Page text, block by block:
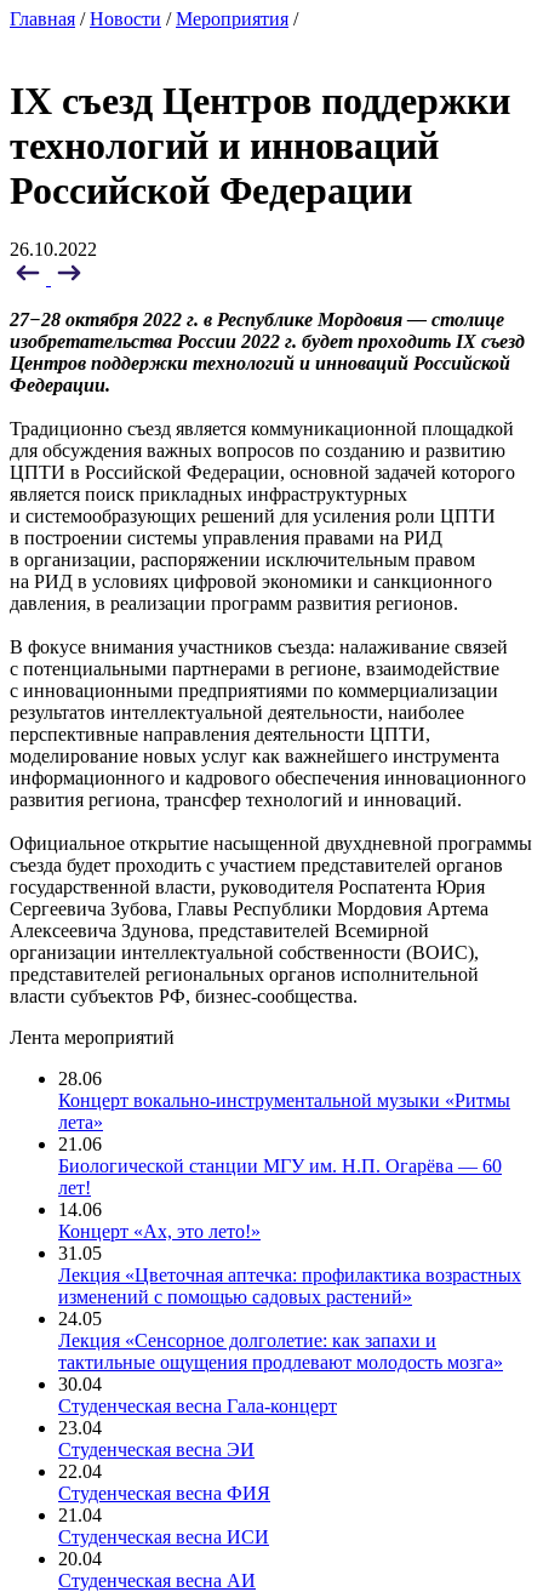
Главная /Новости /Мероприятия /
IX съезд Центров поддержки
технологий и инноваций
Российской Федерации
26.10.2022
27−28 октября 2022 г. в Республике Мордовия — столице
изобретательства России 2022 г. будет проходить IX съезд
Центров поддержки технологий и инноваций Российской
Федерации.
Традиционно съезд является коммуникационной площадкой
для обсуждения важных вопросов по созданию и развитию
ЦПТИ в Российской Федерации, основной задачей которого
является поиск прикладных инфраструктурных
и системообразующих решений для усиления роли ЦПТИ
в построении системы управления правами на РИД
в организации, распоряжении исключительным правом
на РИД в условиях цифровой экономики и санкционного
давления, в реализации программ развития регионов.
В фокусе внимания участников съезда: налаживание связей
с потенциальными партнерами в регионе, взаимодействие
с инновационными предприятиями по коммерциализации
результатов интеллектуальной деятельности, наиболее
перспективные направления деятельности ЦПТИ,
моделирование новых услуг как важнейшего инструмента
информационного и кадрового обеспечения инновационного
развития региона, трансфер технологий и инноваций.
Официальное открытие насыщенной двухдневной программы
съезда будет проходить с участием представителей органов
государственной власти, руководителя Роспатента Юрия
Сергеевича Зубова, Главы Республики Мордовия Артема
Алексеевича Здунова, представителей Всемирной
организации интеллектуальной собственности (ВОИС),
представителей региональных органов исполнительной
власти субъектов РФ, бизнес-сообщества.
Лента мероприятий
28.06
Концерт вокально-инструментальной музыки «Ритмы
лета»
21.06
Биологической станции МГУ им. Н.П. Огарёва — 60
лет!
14.06
Концерт «Ах, это лето!»
31.05
Лекция «Цветочная аптечка: профилактика возрастных
изменений с помощью садовых растений»
24.05
Лекция «Сенсорное долголетие: как запахи и
тактильные ощущения продлевают молодость мозга»
30.04
Студенческая весна Гала-концерт
23.04
Студенческая весна ЭИ
22.04
Студенческая весна ФИЯ
21.04
Студенческая весна ИСИ
20.04
Студенческая весна АИ